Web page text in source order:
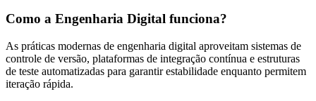
Como a Engenharia Digital funciona?
As práticas modernas de engenharia digital aproveitam sistemas de
controle de versão, plataformas de integração contínua e estruturas
de teste automatizadas para garantir estabilidade enquanto permitem
iteração rápida.